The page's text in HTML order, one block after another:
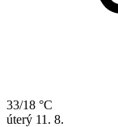
33/18 °C
úterý 11. 8.